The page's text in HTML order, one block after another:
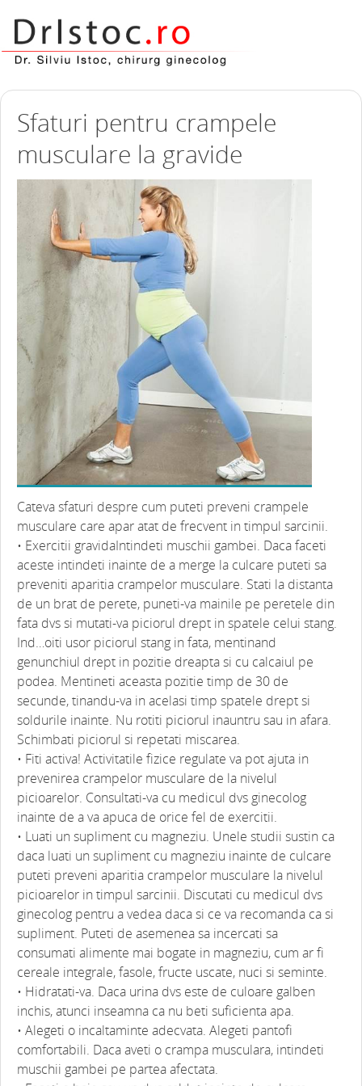
Sfaturi pentru crampele
musculare la gravide
Cateva sfaturi despre cum puteti preveni crampele
musculare care apar atat de frecvent in timpul sarcinii.
• Exercitii gravidaIntindeti muschii gambei. Daca faceti
aceste intindeti inainte de a merge la culcare puteti sa
preveniti aparitia crampelor musculare. Stati la distanta
de un brat de perete, puneti-va mainile pe peretele din
fata dvs si mutati-va piciorul drept in spatele celui stang.
Ind…oiti usor piciorul stang in fata, mentinand
genunchiul drept in pozitie dreapta si cu calcaiul pe
podea. Mentineti aceasta pozitie timp de 30 de
secunde, tinandu-va in acelasi timp spatele drept si
soldurile inainte. Nu rotiti piciorul inauntru sau in afara.
Schimbati piciorul si repetati miscarea.
• Fiti activa! Activitatile fizice regulate va pot ajuta in
prevenirea crampelor musculare de la nivelul
picioarelor. Consultati-va cu medicul dvs ginecolog
inainte de a va apuca de orice fel de exercitii.
• Luati un supliment cu magneziu. Unele studii sustin ca
daca luati un supliment cu magneziu inainte de culcare
puteti preveni aparitia crampelor musculare la nivelul
picioarelor in timpul sarcinii. Discutati cu medicul dvs
ginecolog pentru a vedea daca si ce va recomanda ca si
supliment. Puteti de asemenea sa incercati sa
consumati alimente mai bogate in magneziu, cum ar fi
cereale integrale, fasole, fructe uscate, nuci si seminte.
• Hidratati-va. Daca urina dvs este de culoare galben
inchis, atunci inseamna ca nu beti suficienta apa.
• Alegeti o incaltaminte adecvata. Alegeti pantofi
comfortabili. Daca aveti o crampa musculara, intindeti
muschii gambei pe partea afectata.